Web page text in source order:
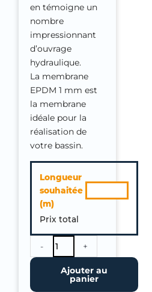
en témoigne un
nombre
impressionnant
d’ouvrage
hydraulique.
La membrane
EPDM 1 mm est
la membrane
idéale pour la
réalisation de
votre bassin.
Longueur
souhaitée
(m)
Prix total
-
Membrane
EPDM
bassin
OASE
1.02
mm-
Largeur
12.20
+
Ajouter au
panier